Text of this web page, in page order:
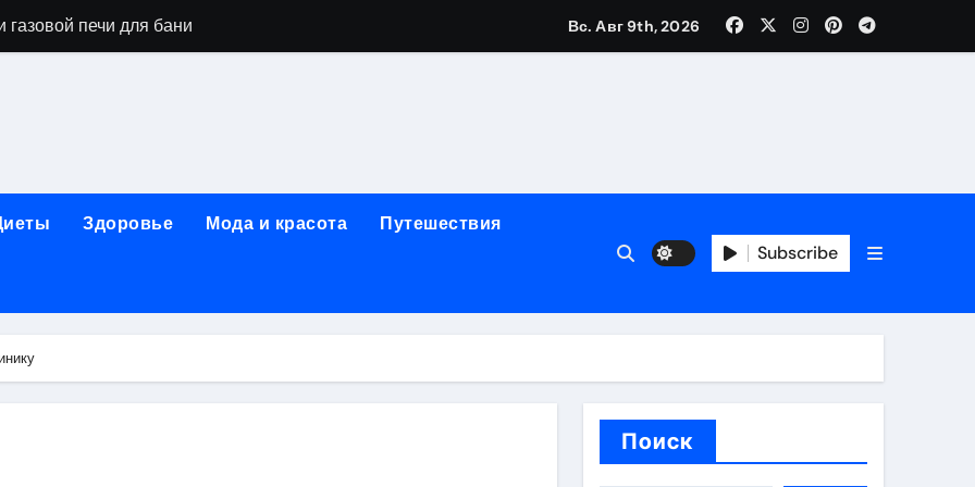
печи для бани
применения GPU-серверов
обучения и актуальные профессиональные ориентиры
реабилитации при алкогольной зависимости: персональный подход и лицензированные врачи
принципы, показания и этапы установки импланта за один день
МРТ на современном магнитно-резонансном томографе
Вс. Авг 9th, 2026
Здоровье Мода и красота Путешествия
Subscribe
Поиск